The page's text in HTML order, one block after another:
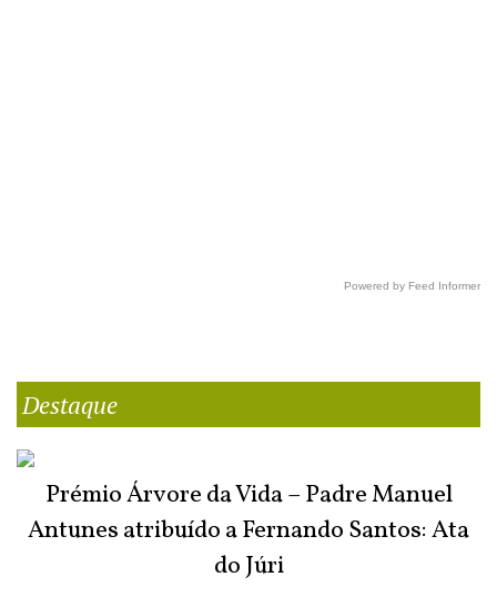
Powered by Feed Informer
Destaque
Prémio Árvore da Vida – Padre Manuel
Antunes atribuído a Fernando Santos: Ata
do Júri